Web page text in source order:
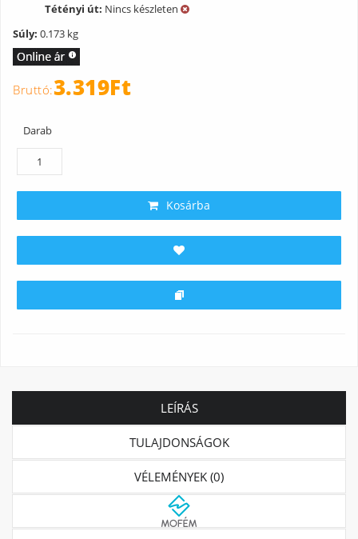
Tétényi út: Nincs készleten
Súly: 0.173 kg
3.319Ft
Darab
Kosárba
LEÍRÁS
TULAJDONSÁGOK
VÉLEMÉNYEK (0)